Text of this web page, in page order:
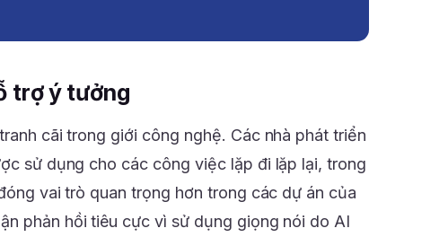
trợ ý tưởng
cãi trong giới công nghệ. Các nhà phát triển
sử dụng cho các công việc lặp đi lặp lại, trong
vai trò quan trọng hơn trong các dự án của
phản hồi tiêu cực vì sử dụng giọng nói do AI